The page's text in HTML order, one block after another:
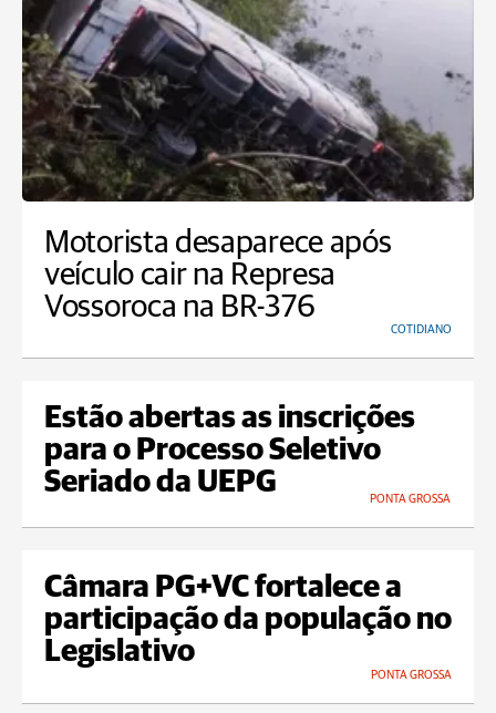
Motorista desaparece após
veículo cair na Represa
Vossoroca na BR-376
COTIDIANO
Estão abertas as inscrições
para o Processo Seletivo
Seriado da UEPG
PONTA GROSSA
Câmara PG+VC fortalece a
participação da população no
Legislativo
PONTA GROSSA